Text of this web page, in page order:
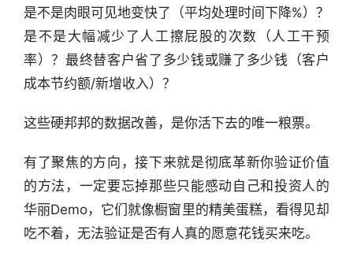
是不是肉眼可见地变快了（平均处理时间下降%）？
是不是大幅减少了人工擦屁股的次数（人工干预
率）？最终替客户省了多少钱或赚了多少钱（客户
成本节约额/新增收入）？
这些硬邦邦的数据改善，是你活下去的唯一粮票。
有了聚焦的方向，接下来就是彻底革新你验证价值
的方法，一定要忘掉那些只能感动自己和投资人的
华丽Demo，它们就像橱窗里的精美蛋糕，看得见却
吃不着，无法验证是否有人真的愿意花钱买来吃。